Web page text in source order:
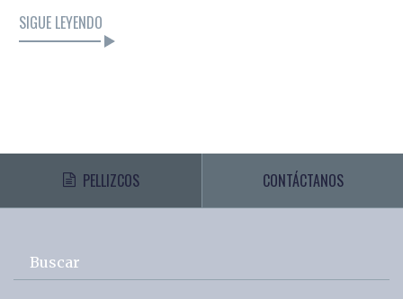
SIGUE LEYENDO
PELLIZCOS CONTÁCTANOS
Buscar